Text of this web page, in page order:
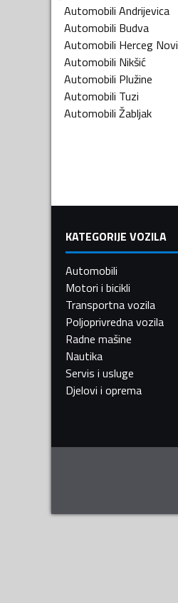
Automobili Andrijevica
Automobili Budva
Automobili Herceg Novi
Automobili Nikšić
Automobili Plužine
Automobili Tuzi
Automobili Žabljak
KATEGORIJE VOZILA
Automobili
Motori i bicikli
Transportna vozila
Poljoprivredna vozila
Radne mašine
Nautika
Servis i usluge
Djelovi i oprema